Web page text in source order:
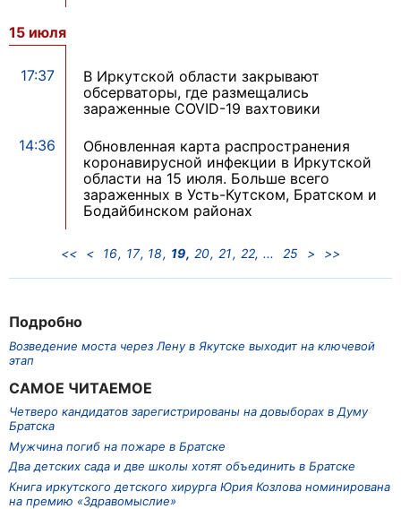
Подробно
Возведение моста через Лену в Якутске выходит на ключевой
этап
САМОЕ ЧИТАЕМОЕ
Четверо кандидатов зарегистрированы на довыборах в Думу
Братска
Мужчина погиб на пожаре в Братске
Два детских сада и две школы хотят объединить в Братске
Книга иркутского детского хирурга Юрия Козлова номинирована
на премию «Здравомыслие»
15 июля
17:37
В Иркутской области закрывают
обсерваторы, где размещались
зараженные COVID-19 вахтовики
14:36
Обновленная карта распространения
коронавирусной инфекции в Иркутской
области на 15 июля. Больше всего
зараженных в Усть-Кутском, Братском и
Бодайбинском районах
<< < 16 17 18 19 20 21 22 25 > >>